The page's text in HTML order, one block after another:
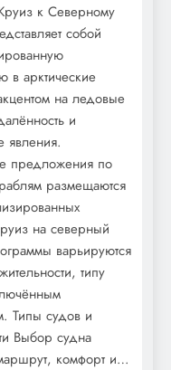
к Северному
собой
в арктические
на ледовые
и
явления.
предложения по
размещаются
на северный
варьируются
типу
Типы судов и
Выбор судна
комфорт и…